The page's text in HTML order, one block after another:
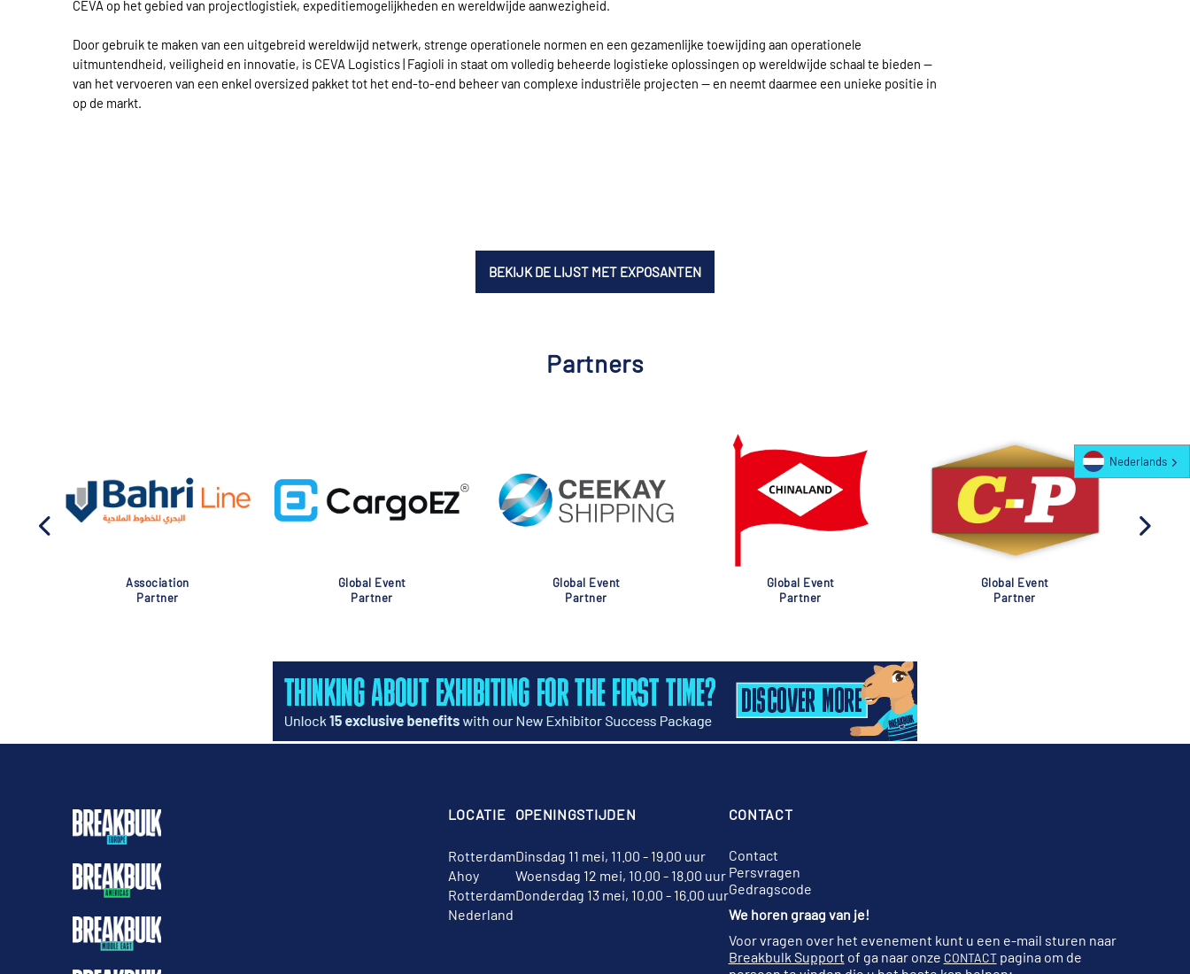
CEVA op het gebied van projectlogistiek, expeditiemogelijkheden en wereldwijde aanwezigheid.
Door gebruik te maken van een uitgebreid wereldwijd netwerk, strenge operationele normen en een gezamenlijke toewijding aan operationele
uitmuntendheid, veiligheid en innovatie, is CEVA Logistics | Fagioli in staat om volledig beheerde logistieke oplossingen op wereldwijde schaal te bieden —
van het vervoeren van een enkel oversized pakket tot het end-to-end beheer van complexe industriële projecten — en neemt daarmee een unieke positie in
op de markt.
BEKIJK DE LIJST MET EXPOSANTEN
Partners
Association
Partner
Global Event
Partner
Global Event
Partner
Global Event
Partner
Global Event
Partner
LOCATIE
Rotterdam
Ahoy
Rotterdam
Nederland
OPENINGSTIJDEN
Dinsdag 11 mei, 11.00 - 19.00 uur
Woensdag 12 mei, 10.00 - 18.00 uur
Donderdag 13 mei, 10.00 - 16.00 uur
CONTACT
Contact
Persvragen
Gedragscode
We horen graag van je!
Voor vragen over het evenement kunt u een e-mail sturen naar
Breakbulk Support of ga naar onze CONTACTpagina om de
Nederlands